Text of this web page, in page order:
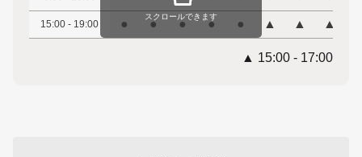
15:00 - 19:00 ● ● ● ● ● ▲ ▲ ▲
スクロールできます
▲ 15:00 - 17:00